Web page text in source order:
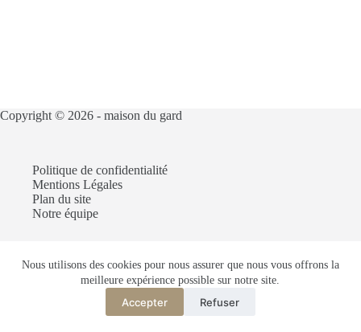
Nous utilisons des cookies pour nous assurer que nous vous offrons la
meilleure expérience possible sur notre site.
Accepter Refuser
Copyright © 2026 - maison du gard
Politique de confidentialité
Mentions Légales
Plan du site
Notre équipe
Articles recommandés :
Construire une villa dans la ville du Gard
Louer une partie de sa maison avec entrée indépendante
Truc de grand-mère pour vendre une maison dans le Gard